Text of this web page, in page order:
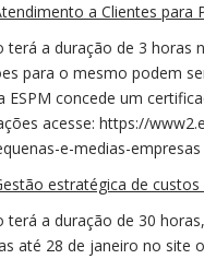
a Clientes para
terá a duração de 3 horas
para o mesmo podem
ESPM concede um
acesse: https://
e-medias-empresas
estratégica de
terá a duração de 30
até 28 de janeiro no site